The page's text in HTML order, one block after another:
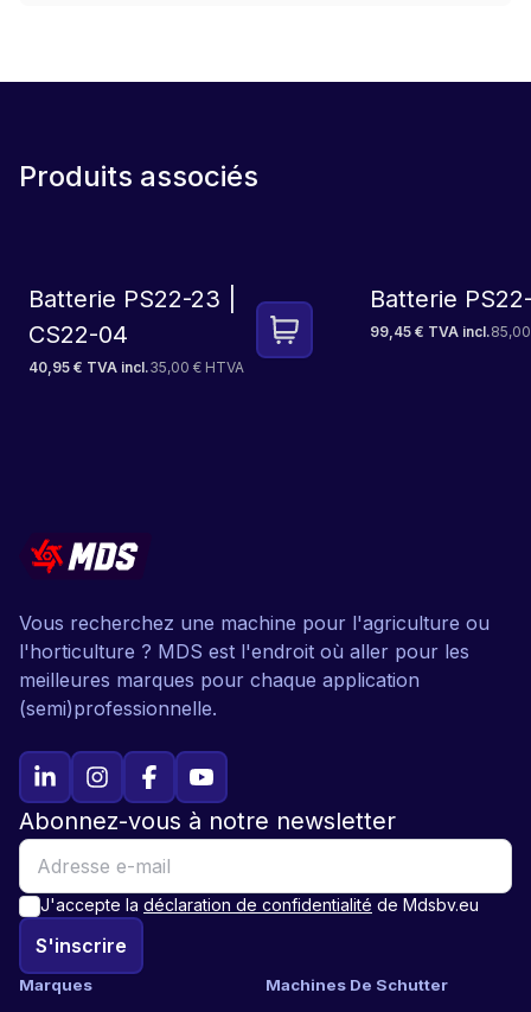
Produits associés
Batterie PS22-23 |
CS22-04
40,95 € TVA incl.35,00 € HTVA
Batterie
99,45 € TVA incl.
Vous recherchez une machine pour l'agriculture ou
l'horticulture ? MDS est l'endroit où aller pour les
meilleures marques pour chaque application
(semi)professionnelle.
Marques Machines De Schutter
Abonnez-vous à notre newsletter
J'accepte la déclaration de confidentialité de Mdsbv.eu
S'inscrire